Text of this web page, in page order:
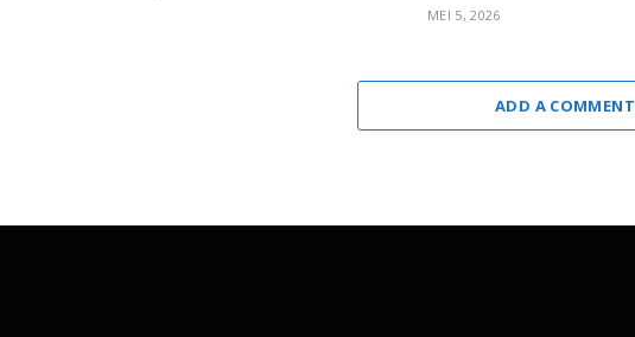
MEI 5, 2026
ADD A COMMENT